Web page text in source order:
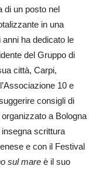
di un posto nel
in una
anni ha dedicato le
del Gruppo di
città, Carpi,
10 e
consigli di
a Bologna
scrittura
e con il Festival
sul mareè il suo